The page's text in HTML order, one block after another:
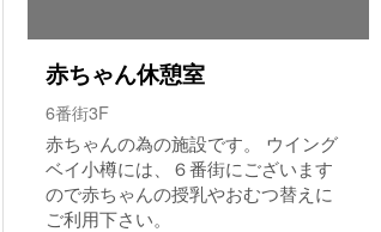
赤ちゃん休憩室
6番街3F
赤ちゃんの為の施設です。 ウイング
ベイ小樽には、６番街にございます
ので赤ちゃんの授乳やおむつ替えに
ご利用下さい。